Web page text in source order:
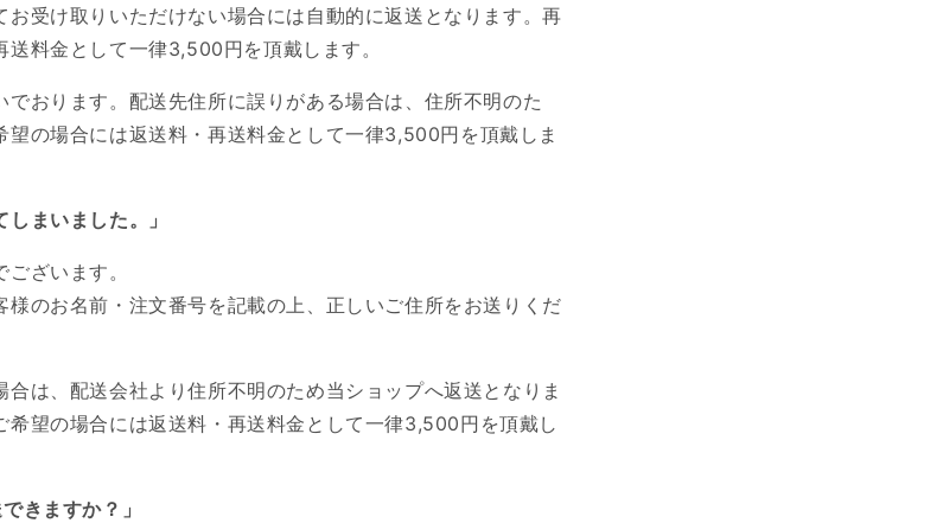
受け取りいただけない場合には自動的に返送となります。再
送料金として一律3,500円を頂戴します。
おります。配送先住所に誤りがある場合は、住所不明のた
望の場合には返送料・再送料金として一律3,500円を頂戴しま
まいました。」
ざいます。
様のお名前・注文番号を記載の上、正しいご住所をお送りくだ
は、配送会社より住所不明のため当ショップへ返送となりま
希望の場合には返送料・再送料金として一律3,500円を頂戴し
きますか？」